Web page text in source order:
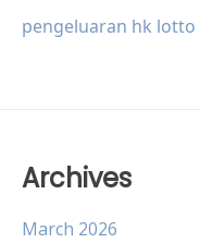
pengeluaran hk lotto
Archives
March 2026